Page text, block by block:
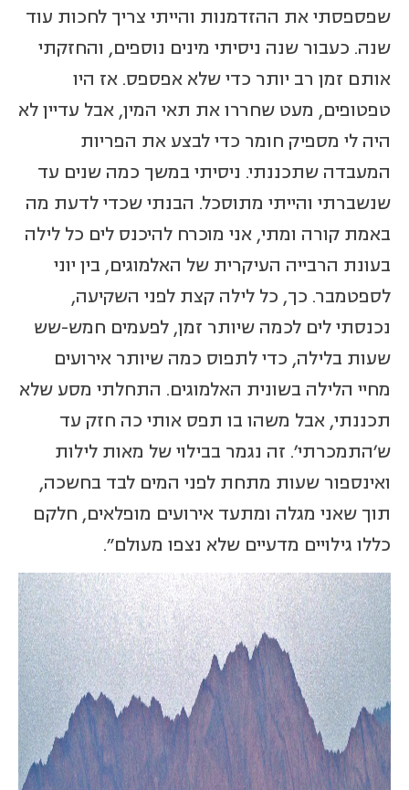
שפספסתי את ההזדמנות והייתי צריך לחכות עוד
שנה. כעבור שנה ניסיתי מינים נוספים, והחזקתי
אותם זמן רב יותר כדי שלא אפספס. אז היו
טפטופים, מעט שחררו את תאי המין, אבל עדיין לא
היה לי מספיק חומר כדי לבצע את הפריות
המעבדה שתכננתי. ניסיתי במשך כמה שנים עד
שנשברתי והייתי מתוסכל. הבנתי שכדי לדעת מה
באמת קורה ומתי, אני מוכרח להיכנס לים כל לילה
בעונת הרבייה העיקרית של האלמוגים, בין יוני
לספטמבר. כך, כל לילה קצת לפני השקיעה,
נכנסתי לים לכמה שיותר זמן, לפעמים חמש-שש
שעות בלילה, כדי לתפוס כמה שיותר אירועים
מחיי הלילה בשונית האלמוגים. התחלתי מסע שלא
תכננתי, אבל משהו בו תפס אותי כה חזק עד
ש'התמכרתי'. זה נגמר בבילוי של מאות לילות
ואינספור שעות מתחת לפני המים לבד בחשכה,
תוך שאני מגלה ומתעד אירועים מופלאים, חלקם
כללו גילויים מדעיים שלא נצפו מעולם".